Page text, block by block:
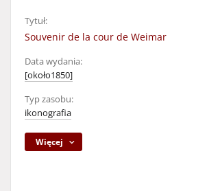
Tytuł:
Souvenir de la cour de Weimar
Data wydania:
[około1850]
Typ zasobu:
ikonografia
Więcej